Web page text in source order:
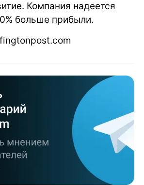
Компания надеется
больше прибыли.